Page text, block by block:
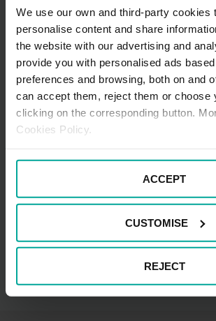
We use our own and third-party cookies
personalise content and share
the website with our advertising and
provide you with personalised ads
preferences and browsing, both on and
can accept them, reject them or choose
clicking on the corresponding button.
Cookies Policy.
ACCEPT
CUSTOMISE
REJECT
estanque artificial ubicado al noreste
de la Baixa Cerdanya. Su construcción
llevado a cabo entre los años 1200 y
perfecto para paseos en familia, o
disfrutar de la villa desde otro punto de
tu visita, aprovecha para conocer el
Parque de Schierbeck, cuyo nombre
German Schierbeck, quien fue Cónsul
Dinamarca en Barcelona.
¿Estás listo para conocer una de las
más encanto de la provincia de